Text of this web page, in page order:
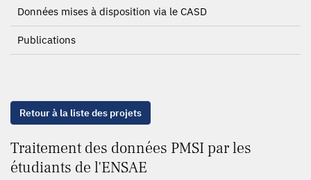
Données mises à disposition via le CASD
Publications
Retour à la liste des projets
Traitement des données PMSI par les
étudiants de l'ENSAE